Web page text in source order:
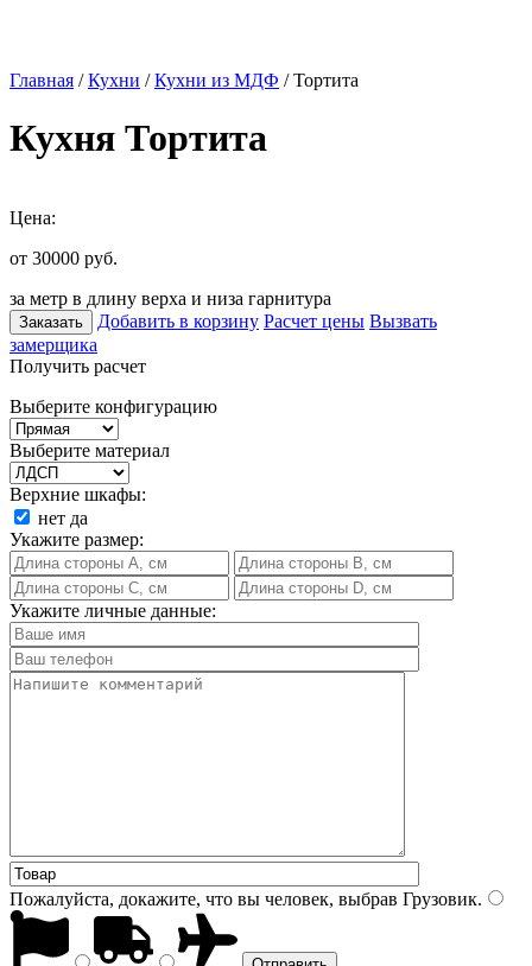
Главная /Кухни /Кухни из МДФ / Тортита
Кухня Тортита
Цена:
от 30000 руб.
за метр в длину верха и низа гарнитура
Заказать Добавить в корзину Расчет цены Вызвать
замерщика
Получить расчет
Выберите конфигурацию
Выберите материал
Верхние шкафы:
нет да
Укажите размер:
Укажите личные данные:
Пожалуйста, докажите, что вы человек, выбрав Грузовик.